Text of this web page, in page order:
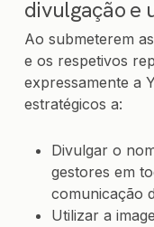
divulgação e
Ao submeterem
e os respetivos
expressamente a
estratégicos a:
Divulgar o
gestores em
comunicação
Utilizar a